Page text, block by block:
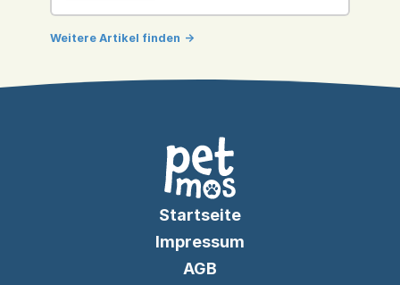
Weitere Artikel finden ->
Startseite
Impressum
AGB